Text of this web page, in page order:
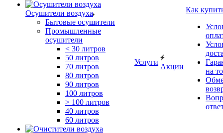
Осушители воздуха
Бытовые осушители
Промышленные
осушители
< 30 литров
50 литров
70 литров
80 литров
90 литров
100 литров
> 100 литров
40 литров
60 литров
Услуги
Акции
Как
на